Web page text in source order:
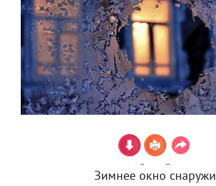
Зимнее окно снаружи